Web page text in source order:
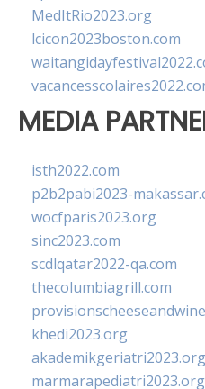
MedItRio2023.org
lcicon2023boston.com
MEDIA
isth2022.com
p2b2pabi2023-
wocfparis2023.org
sinc2023.com
scdlqatar2022-qa.com
thecolumbiagrill.com
khedi2023.org
akademikgeriatri2023.org
marmarapediatri2023.org